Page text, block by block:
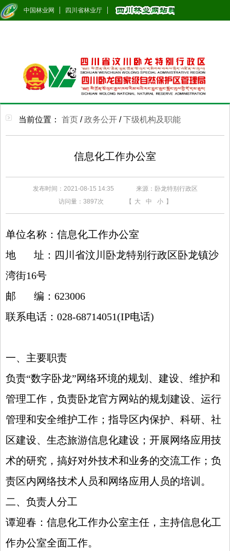
中国林业网 四川省林业厅
当前位置： 首页 /政务公开 /下级机构及职能
信息化工作办公室
发布时间：2021-08-15 14:35
来源：卧龙特别行政区
访问量： 3897次 【 大 中 小 】
单位名称 ：信息化工作办公室
地
址 ：四川省汶川卧龙特别行政区卧龙镇沙
湾街16号
邮
编 ： 623006
联系电话 ： 028-68714051(IP电话)
一、主要职责
负责“数字卧龙”网络环境的规划、建设、维护和
管理工作，负责卧龙官方网站的规划建设、运行
管理和安全维护工作；指导区内保护、科研、社
区建设、生态旅游信息化建设；开展网络应用技
术的研究，搞好对外技术和业务的交流工作；负
责区内网络技术人员和网络应用人员的培训。
二、负责人分工
谭迎春：信息化工作办公室主任，主持信息化工
作办公室全面工作。